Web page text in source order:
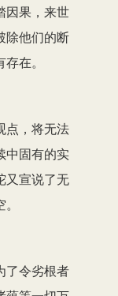
因果，来世
除他们的断
在。
点，将无法
中固有的实
又宣说了无
了令劣根者